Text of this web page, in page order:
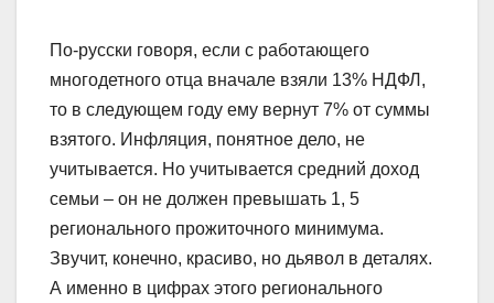
По-русски говоря, если с работающего
многодетного отца вначале взяли 13% НДФЛ,
то в следующем году ему вернут 7% от суммы
взятого. Инфляция, понятное дело, не
учитывается. Но учитывается средний доход
семьи – он не должен превышать 1, 5
регионального прожиточного минимума.
Звучит, конечно, красиво, но дьявол в деталях.
А именно в цифрах этого регионального